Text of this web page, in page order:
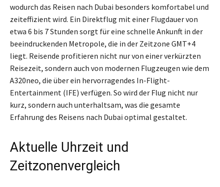
wodurch das Reisen nach Dubai besonders komfortabel und
zeiteffizient wird. Ein Direktflug mit einer Flugdauer von
etwa 6 bis 7 Stunden sorgt für eine schnelle Ankunft in der
beeindruckenden Metropole, die in der Zeitzone GMT+4
liegt. Reisende profitieren nicht nur von einer verkürzten
Reisezeit, sondern auch von modernen Flugzeugen wie dem
A320neo, die über ein hervorragendes In-Flight-
Entertainment (IFE) verfügen. So wird der Flug nicht nur
kurz, sondern auch unterhaltsam, was die gesamte
Erfahrung des Reisens nach Dubai optimal gestaltet.
Aktuelle Uhrzeit und
Zeitzonenvergleich